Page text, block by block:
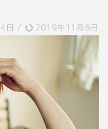
日 / 2019年11月6日